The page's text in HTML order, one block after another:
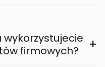
firmowych?
+